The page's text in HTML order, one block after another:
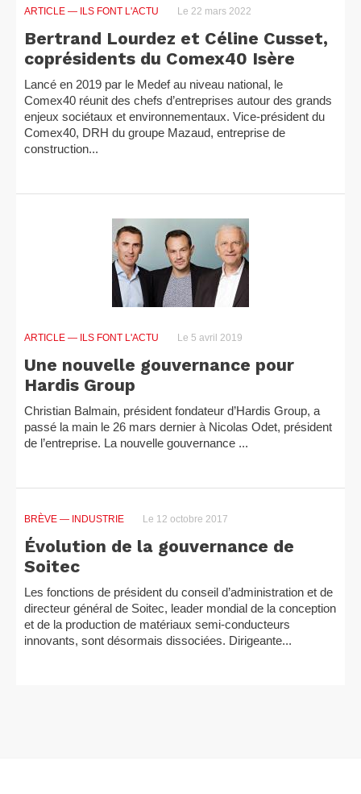
ARTICLE — ILS FONT L'ACTU Le 22 mars 2022
Bertrand Lourdez et Céline Cusset,
coprésidents du Comex40 Isère
Lancé en 2019 par le Medef au niveau national, le
Comex40 réunit des chefs d’entreprises autour des grands
enjeux sociétaux et environnementaux. Vice-président du
Comex40, DRH du groupe Mazaud, entreprise de
construction...
ARTICLE — ILS FONT L'ACTU Le 5 avril 2019
Une nouvelle gouvernance pour
Hardis Group
Christian Balmain, président fondateur d’Hardis Group, a
passé la main le 26 mars dernier à Nicolas Odet, président
de l’entreprise. La nouvelle gouvernance ...
BRÈVE — INDUSTRIE Le 12 octobre 2017
Évolution de la gouvernance de
Soitec
Les fonctions de président du conseil d’administration et de
directeur général de Soitec, leader mondial de la conception
et de la production de matériaux semi-conducteurs
innovants, sont désormais dissociées. Dirigeante...